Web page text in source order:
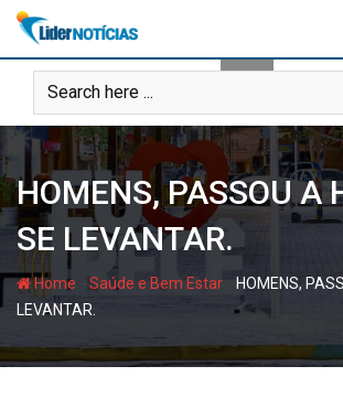
Skip
content
HOMENS, PASSOU A
SE LEVANTAR.
Home Saúde e Bem Estar - HOMENS,
LEVANTAR.